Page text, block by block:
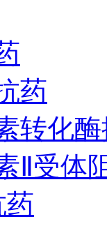
药
转化
Ⅱ受体
药